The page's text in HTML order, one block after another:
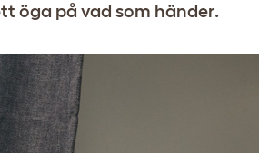
öga på vad som händer.